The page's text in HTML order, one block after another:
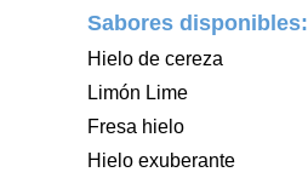
Sabores disponibles:
Hielo de cereza
Limón Lime
Fresa hielo
Hielo exuberante